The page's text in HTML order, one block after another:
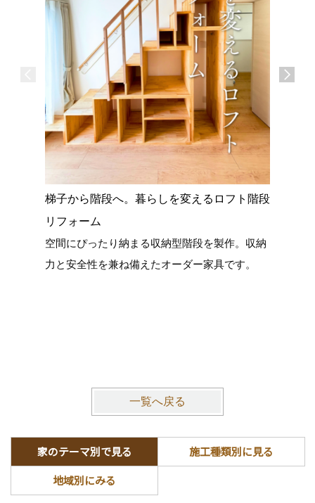
梯子から階段へ。暮らしを変えるロフト階段
リフォーム
空間にぴったり納まる収納型階段を製作。収納
力と安全性を兼ね備えたオーダー家具です。
一覧へ戻る
家のテーマ別で見る
施工種類別に見る
地域別にみる